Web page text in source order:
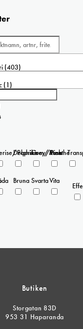
Paprika
Delphinium/Menthe
Grey/Pink
Rosa
Bruna SvartaVita
Butiken
Storgatan 83D
953 31 Haparanda